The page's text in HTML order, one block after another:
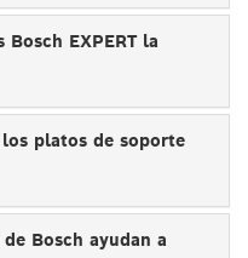
EXPERT la
platos de soporte
Bosch ayudan a